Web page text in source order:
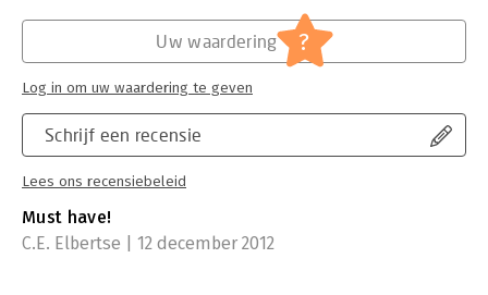
Schrijf een recensie
Lees ons recensiebeleid
Uw waardering ?
Log in om uw waardering te geven
Must have!
C.E. Elbertse | 12 december 2012